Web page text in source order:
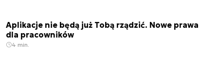
Aplikacje nie będą już Tobą rządzić. Nowe prawa
dla pracowników
4 min.